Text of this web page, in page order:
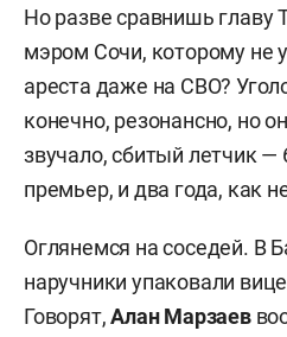
Но разве сравнишь главу
мэром Сочи, которому не
ареста даже на СВО?
конечно, резонансно, но
звучало, сбитый летчик —
премьер, и два года, как
Оглянемся на соседей. В
наручники упаковали
Говорят,Алан Марзаев